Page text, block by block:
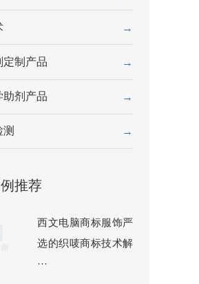
→
定制产品 →
助剂产品 →
→
推荐
西文电脑商标服饰严
选的织唛商标技术解
···